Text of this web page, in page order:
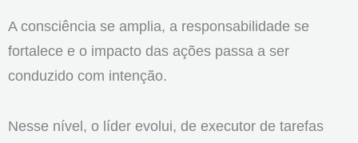
A consciência se amplia, a responsabilidade se
fortalece e o impacto das ações passa a ser
conduzido com intenção.
Nesse nível, o líder evolui, de executor de tarefas